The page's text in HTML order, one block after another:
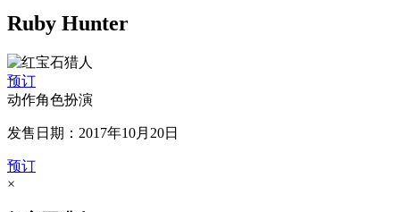
Ruby Hunter
预订
动作角色扮演
发售日期：2017年10月20日
预订
×